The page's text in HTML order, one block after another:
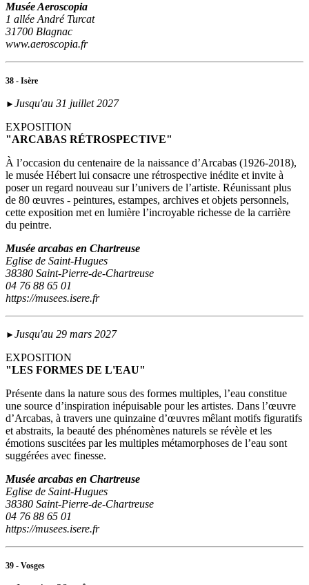
Musée Aeroscopia
1 allée André Turcat
31700 Blagnac
www.aeroscopia.fr
38 - Isère
► Jusqu'au 31 juillet 2027
EXPOSITION
"ARCABAS RÉTROSPECTIVE"
À l’occasion du centenaire de la naissance d’Arcabas (1926-2018),
le musée Hébert lui consacre une rétrospective inédite et invite à
poser un regard nouveau sur l’univers de l’artiste. Réunissant plus
de 80 œuvres - peintures, estampes, archives et objets personnels,
cette exposition met en lumière l’incroyable richesse de la carrière
du peintre.
Musée arcabas en Chartreuse
Eglise de Saint-Hugues
38380 Saint-Pierre-de-Chartreuse
04 76 88 65 01
https://musees.isere.fr
► Jusqu'au 29 mars 2027
EXPOSITION
"LES FORMES DE L'EAU"
Présente dans la nature sous des formes multiples, l’eau constitue
une source d’inspiration inépuisable pour les artistes. Dans l’œuvre
d’Arcabas, à travers une quinzaine d’œuvres mêlant motifs figuratifs
et abstraits, la beauté des phénomènes naturels se révèle et les
émotions suscitées par les multiples métamorphoses de l’eau sont
suggérées avec finesse.
Musée arcabas en Chartreuse
Eglise de Saint-Hugues
38380 Saint-Pierre-de-Chartreuse
04 76 88 65 01
https://musees.isere.fr
39 - Vosges